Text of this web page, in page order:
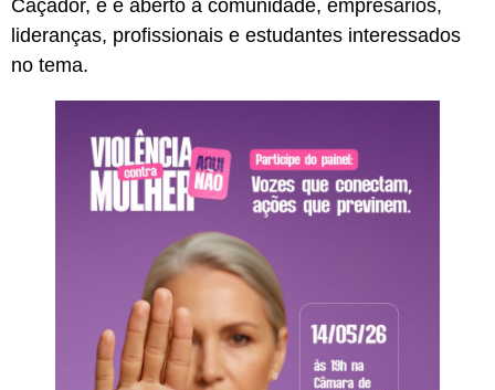
Caçador, e é aberto à comunidade, empresários,
lideranças, profissionais e estudantes interessados
no tema.